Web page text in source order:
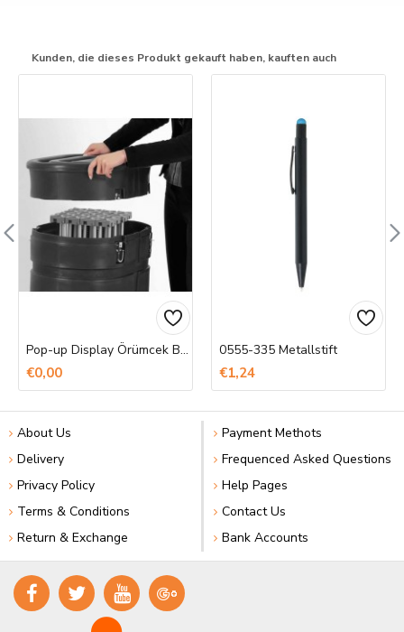
Kunden, die dieses Produkt gekauft haben, kauften auch
Pop-up Display Örümcek Banner Baskı
€0,00
0555-335 Metallstift
€1,24
About Us
Delivery
Privacy Policy
Terms & Conditions
Return & Exchange
Payment Methots
Frequenced Asked Questions
Help Pages
Contact Us
Bank Accounts